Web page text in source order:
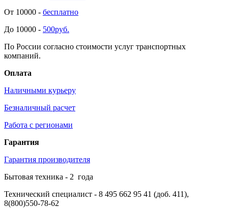
От 10000 - бесплатно
До 10000 - 500руб.
По России согласно стоимости услуг транспортных
компаний.
Оплата
Наличными курьеру
Безналичный расчет
Работа с регионами
Гарантия
Гарантия производителя
Бытовая техника - 2 года
Технический специалист - 8 495 662 95 41 (доб. 411),
8(800)550-78-62